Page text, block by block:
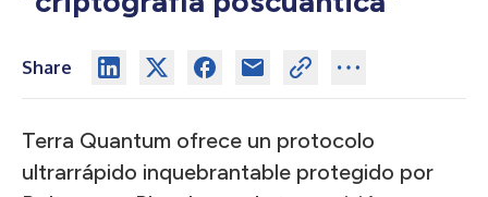
Share
Terra Quantum ofrece un protocolo
ultrarrápido inquebrantable protegido por